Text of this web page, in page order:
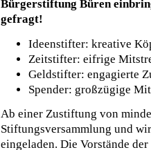
Bürgerstiftung Büren
gefragt!
Ideenstifter: kreative
Zeitstifter: eifrige
Geldstifter: engagierte
Spender: großzügige
Ab einer Zustiftung von
Stiftungsversammlung und
eingeladen. Die Vorstände